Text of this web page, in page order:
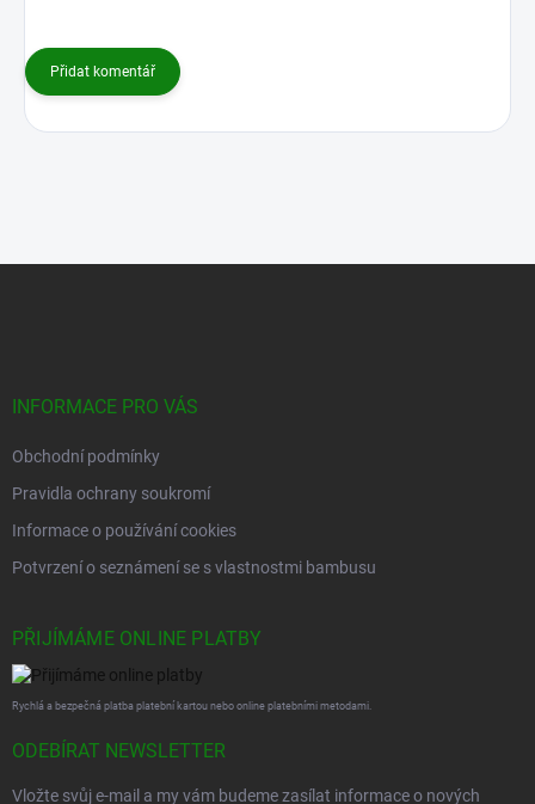
Přidat komentář
INFORMACE PRO VÁS
Obchodní podmínky
Pravidla ochrany soukromí
Informace o používání cookies
Potvrzení o seznámení se s vlastnostmi bambusu
PŘIJÍMÁME ONLINE PLATBY
Rychlá a bezpečná platba platební kartou nebo online platebními metodami.
ODEBÍRAT NEWSLETTER
Vložte svůj e-mail a my vám budeme zasílat informace o nových